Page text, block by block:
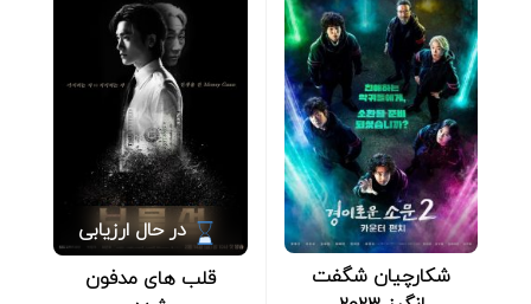
شکارچیان شگفت
در حال ارزیابی
قلب های مدفون